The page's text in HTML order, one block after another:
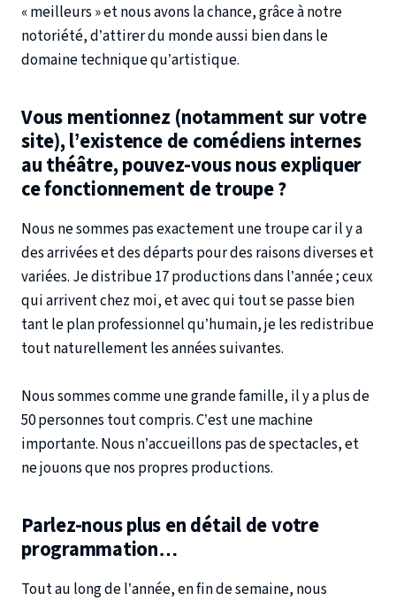
« meilleurs » et nous avons la chance, grâce à notre
notoriété, d’attirer du monde aussi bien dans le
domaine technique qu’artistique.
Vous mentionnez (notamment sur votre
site), l’existence de comédiens internes
au théâtre, pouvez-vous nous expliquer
ce fonctionnement de troupe ?
Nous ne sommes pas exactement une troupe car il y a
des arrivées et des départs pour des raisons diverses et
variées. Je distribue 17 productions dans l’année ; ceux
qui arrivent chez moi, et avec qui tout se passe bien
tant le plan professionnel qu’humain, je les redistribue
tout naturellement les années suivantes.
Nous sommes comme une grande famille, il y a plus de
50 personnes tout compris. C’est une machine
importante. Nous n’accueillons pas de spectacles, et
ne jouons que nos propres productions.
Parlez-nous plus en détail de votre
programmation…
Tout au long de l’année, en fin de semaine, nous